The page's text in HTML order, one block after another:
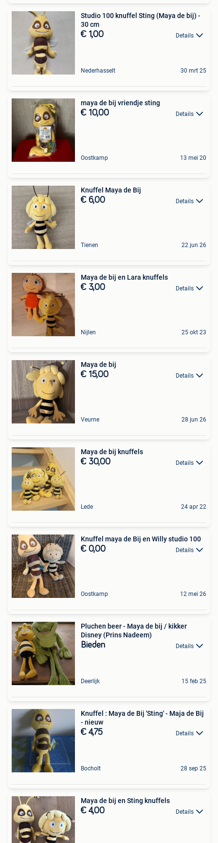
Studio 100 knuffel Sting (Maya de bij) -
30 cm
€ 1,00 Details
Nederhasselt 30 mrt 25
maya de bij vriendje sting
€ 10,00 Details
Oostkamp 13 mei 20
Knuffel Maya de Bij
€ 6,00 Details
Tienen 22 jun 26
Maya de bij en Lara knuffels
€ 3,00 Details
Nijlen 25 okt 23
Maya de bij
€ 15,00 Details
Veurne 28 jun 26
Maya de bij knuffels
€ 30,00 Details
Lede 24 apr 22
Knuffel maya de Bij en Willy studio 100
€ 0,00 Details
Oostkamp 12 mei 26
Pluchen beer - Maya de bij / kikker
Disney (Prins Nadeem)
Bieden Details
Deerlijk 15 feb 25
Knuffel : Maya de Bij 'Sting' - Maja de Bij
- nieuw
€ 4,75 Details
Bocholt 28 sep 25
Maya de bij en Sting knuffels
€ 4,00 Details